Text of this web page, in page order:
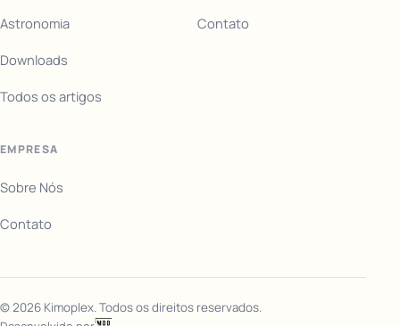
Astronomia
Downloads
Todos os artigos
Contato
EMPRESA
Sobre Nós
Contato
©2026 Kimoplex. Todos os direitos reservados.